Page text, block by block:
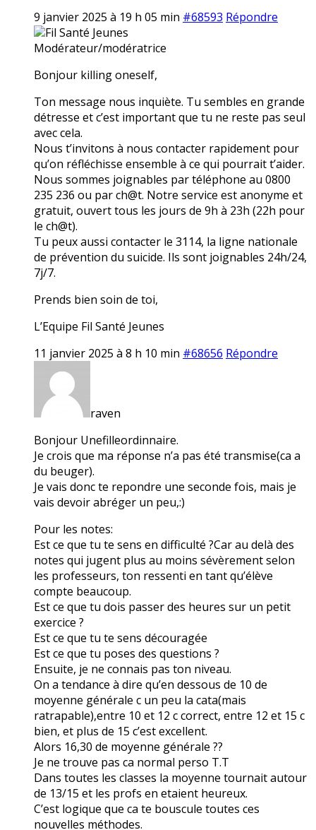
9 janvier 2025 à 19 h 05 min #68593 Répondre
Fil Santé Jeunes
Modérateur/modératrice
Bonjour killing oneself,
Ton message nous inquiète. Tu sembles en grande
détresse et c’est important que tu ne reste pas seul
avec cela.
Nous t’invitons à nous contacter rapidement pour
qu’on réfléchisse ensemble à ce qui pourrait t’aider.
Nous sommes joignables par téléphone au 0800
235 236 ou par ch@t. Notre service est anonyme et
gratuit, ouvert tous les jours de 9h à 23h (22h pour
le ch@t).
Tu peux aussi contacter le 3114, la ligne nationale
de prévention du suicide. Ils sont joignables 24h/24,
7j/7.
Prends bien soin de toi,
L’Equipe Fil Santé Jeunes
11 janvier 2025 à 8 h 10 min #68656 Répondre
raven
Bonjour Unefilleordinnaire.
Je crois que ma réponse n’a pas été transmise(ca a
du beuger).
Je vais donc te repondre une seconde fois, mais je
vais devoir abréger un peu,:)
Pour les notes:
Est ce que tu te sens en difficulté ?Car au delà des
notes qui jugent plus au moins sévèrement selon
les professeurs, ton ressenti en tant qu’élève
compte beaucoup.
Est ce que tu dois passer des heures sur un petit
exercice ?
Est ce que tu te sens découragée
Est ce que tu poses des questions ?
Ensuite, je ne connais pas ton niveau.
On a tendance à dire qu’en dessous de 10 de
moyenne générale c un peu la cata(mais
ratrapable),entre 10 et 12 c correct, entre 12 et 15 c
bien, et plus de 15 c’est excellent.
Alors 16,30 de moyenne générale ??
Je ne trouve pas ca normal perso T.T
Dans toutes les classes la moyenne tournait autour
de 13/15 et les profs en etaient heureux.
C’est logique que ca te bouscule toutes ces
nouvelles méthodes.